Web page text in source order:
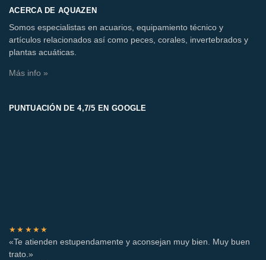
ACERCA DE AQUAZEN
Somos especialistas en acuarios, equipamiento técnico y
artículos relacionados así como peces, corales, invertebrados y
plantas acuáticas.
Más info »
PUNTUACIÓN DE 4,7/5 EN GOOGLE
★★★★★
«Te atienden estupendamente y aconsejan muy bien. Muy buen
trato.»